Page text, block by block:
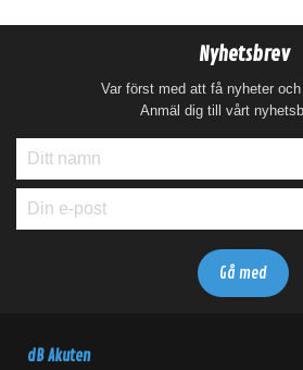
Nyhetsbrev
Var först med att få nyheter och
Anmäl dig till vårt
dB Akuten